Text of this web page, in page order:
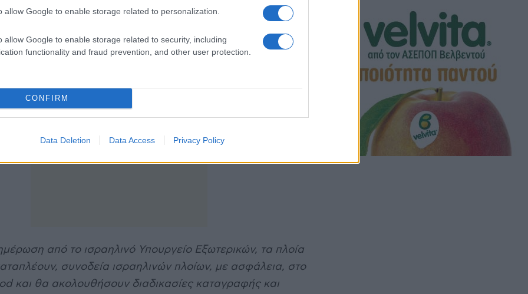
allow Google to enable storage related to personalization.
allow Google to enable storage related to security, including
functionality and fraud prevention, and other user protection.
CONFIRM
Data Deletion Data Access Privacy Policy
κατεύθυνση προς την εμπόλεμη περιοχή της Γάζας, είναι
τους και δεν προκύπτει ότι υπήρξε άσκηση βίας σε βάρος
από το ισραηλινό Υπουργείο Εξωτερικών, τα πλοία
συνοδεία ισραηλινών πλοίων, με ασφάλεια, στο
και θα ακολουθήσουν διαδικασίες καταγραφής και